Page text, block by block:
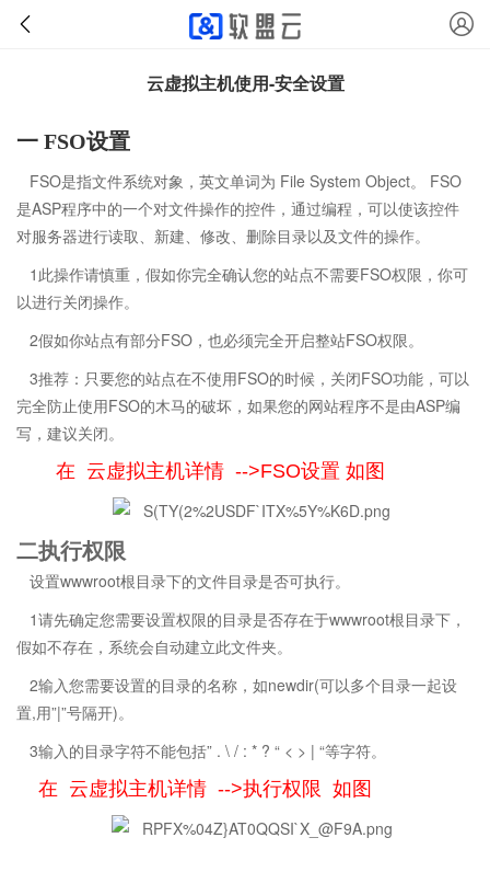
云虚拟主机使用-安全设置
一 FSO设置
FSO是指文件系统对象，英文单词为 File System Object。 FSO
是ASP程序中的一个对文件操作的控件，通过编程，可以使该控件
对服务器进行读取、新建、修改、删除目录以及文件的操作。
1此操作请慎重，假如你完全确认您的站点不需要FSO权限，你可
以进行关闭操作。
2假如你站点有部分FSO，也必须完全开启整站FSO权限。
3推荐：只要您的站点在不使用FSO的时候，关闭FSO功能，可以
完全防止使用FSO的木马的破坏，如果您的网站程序不是由ASP编
写，建议关闭。
在 云虚拟主机详情 -->FSO设置 如图
二执行权限
设置wwwroot根目录下的文件目录是否可执行。
1请先确定您需要设置权限的目录是否存在于wwwroot根目录下，
假如不存在，系统会自动建立此文件夹。
2输入您需要设置的目录的名称，如newdir(可以多个目录一起设
置,用”|”号隔开)。
3输入的目录字符不能包括” . \ / : * ? “ < > | “等字符。
在 云虚拟主机详情 -->执行权限 如图